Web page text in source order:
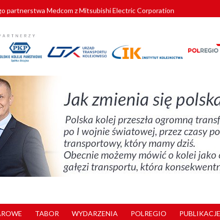
partnerstwa Medcom z Mitsubishi Electric Corporation
znów szuka dostawcy nowych EZT
kolejowych w północnej Wielkopolsce. Łatwiejsze dojazdy do pracy i
nowe standardy kategoryzacji dworców
TABOR WYDARZENIA POLREGIO